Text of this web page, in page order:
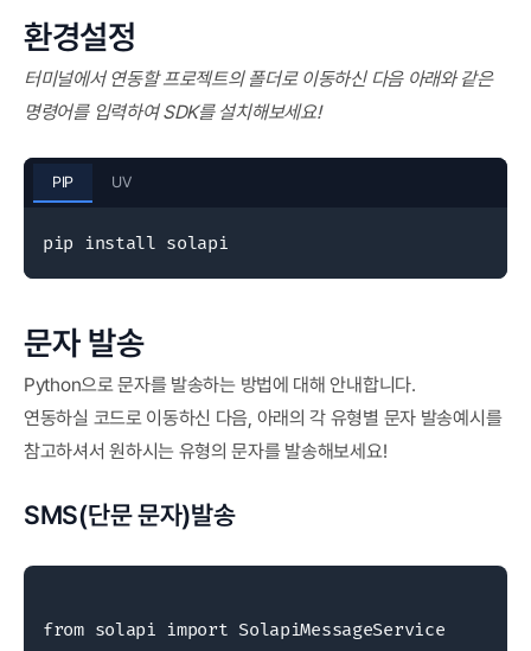
환경설정
터미널에서 연동할 프로젝트의 폴더로 이동하신 다음 아래와 같은
명령어를 입력하여 SDK를 설치해보세요!
PIP UV
pip install solapi
문자 발송
Python으로 문자를 발송하는 방법에 대해 안내합니다.
연동하실 코드로 이동하신 다음, 아래의 각 유형별 문자 발송예시를
참고하셔서 원하시는 유형의 문자를 발송해보세요!
SMS(단문 문자)발송
from solapi import SolapiMessageService